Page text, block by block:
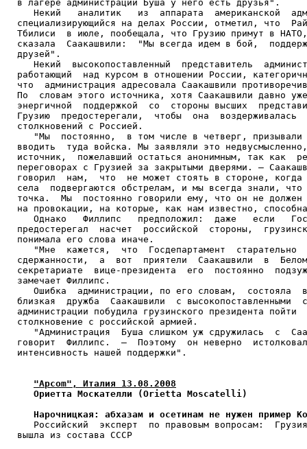
в лагере администрации Буша у него есть друзья".
Некий   аналитик   из  аппарата  американской
специализирующийся на делах России, отметил, что
Тбилиси  в июле, пообещала, что Грузию примут в
сказала  Саакашвили:  "Мы всегда идем в бой,
друзей".
Некий  высокопоставленный  представитель
работающий  над курсом в отношении России,
что  администрация адресовала Саакашвили
По  словам этого источника, хотя Саакашвили давно
энергичной  поддержкой  со  стороны высших
Грузию  предостерегали,  чтобы  она  воздерживалась
столкновений с Россией.
"Мы  постоянно,  в том числе в четверг, призывали
вводить  туда войска. Мы заявляли это
источник,  пожелавший остаться анонимным, так как
переговорах с Грузией за закрытыми дверями. –
говорил  нам,  что  не может стоять в стороне, когда
села  подвергаются обстрелам, и мы всегда знали, что
точка.  Мы  постоянно говорили ему, что он не должен
на провокации, на которые, как нам известно,
Однако   Филлипс   предположил:  даже   если
предостерегал  насчет  российской  стороны,
понимала его слова иначе.
"Мне  кажется,  что  Госдепартамент  старательно
сдержанности,  а  вот  приятели  Саакашвили  в
секретариате  вице-президента  его  постоянно
замечает Филлипс.
Ошибка  администрации, по его словам,  состояла
близкая  дружба  Саакашвили  с высокопоставленными
администрации побудила грузинского президента пойти
столкновение с российской армией.
"Администрация  Буша слишком уж сдружилась  с
говорит  Филлипс.  –  Поэтому  он неверно
интенсивность нашей поддержки".
"Apcom", Италия 13.08.2008
Ориетта Москателли (Orietta Moscatelli)
Нарочницкая: абхазам и осетинам не нужен пример
Российский  эксперт  по правовым вопросам:
вышла из состава СССР